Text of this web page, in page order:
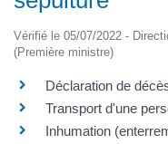
Vérifié le 05/07/2022 -
(Première ministre)
Déclaration de
Transport d'une
Inhumation